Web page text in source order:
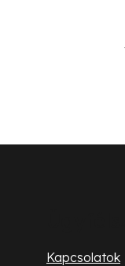
Kapcsolatok